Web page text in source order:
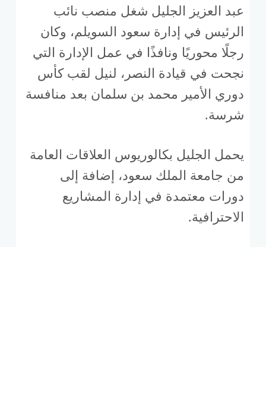
عبد العزيز الجليل شغل منصب نائب
الرئيس في إدارة سعود السويلم، وكان
رجلًا محوريًا ونافذًا في عمل الإدارة التي
نجحت في قيادة النصر، لنيل لقب كأس
دوري الأمير محمد بن سلمان بعد منافسة
شرسة.
يحمل الجليل بكالوريوس العلاقات العامة
من جامعة الملك سعود، إضافة إلى
دورات معتمدة في إدارة المشاريع
الاحترافية.